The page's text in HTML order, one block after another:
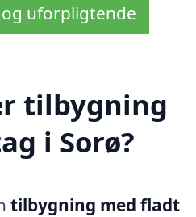
uforpligtende
tilbygning
i Sorø?
tilbygning med fladt